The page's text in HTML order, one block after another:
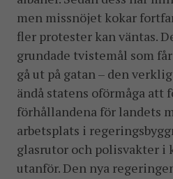
men missnöjet kokar
fler protester kan väntas.
grundade tvistemål som
gå ut på gatan – den
ändå statens oförmåga att
förhållandena för landets
arbetsplats i
glasrutor och polisvakter i
utanför. Den nya